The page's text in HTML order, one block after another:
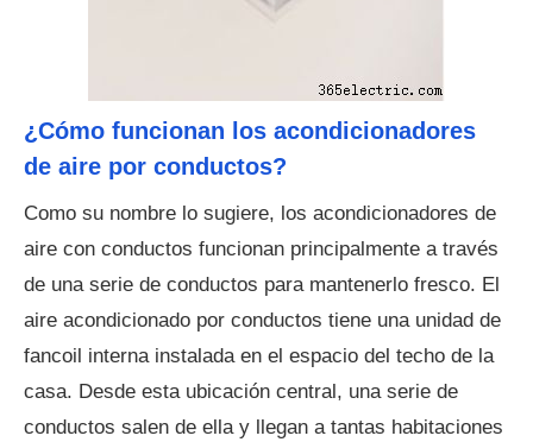
¿Cómo funcionan los acondicionadores
de aire por conductos?
Como su nombre lo sugiere, los acondicionadores de
aire con conductos funcionan principalmente a través
de una serie de conductos para mantenerlo fresco. El
aire acondicionado por conductos tiene una unidad de
fancoil interna instalada en el espacio del techo de la
casa. Desde esta ubicación central, una serie de
conductos salen de ella y llegan a tantas habitaciones